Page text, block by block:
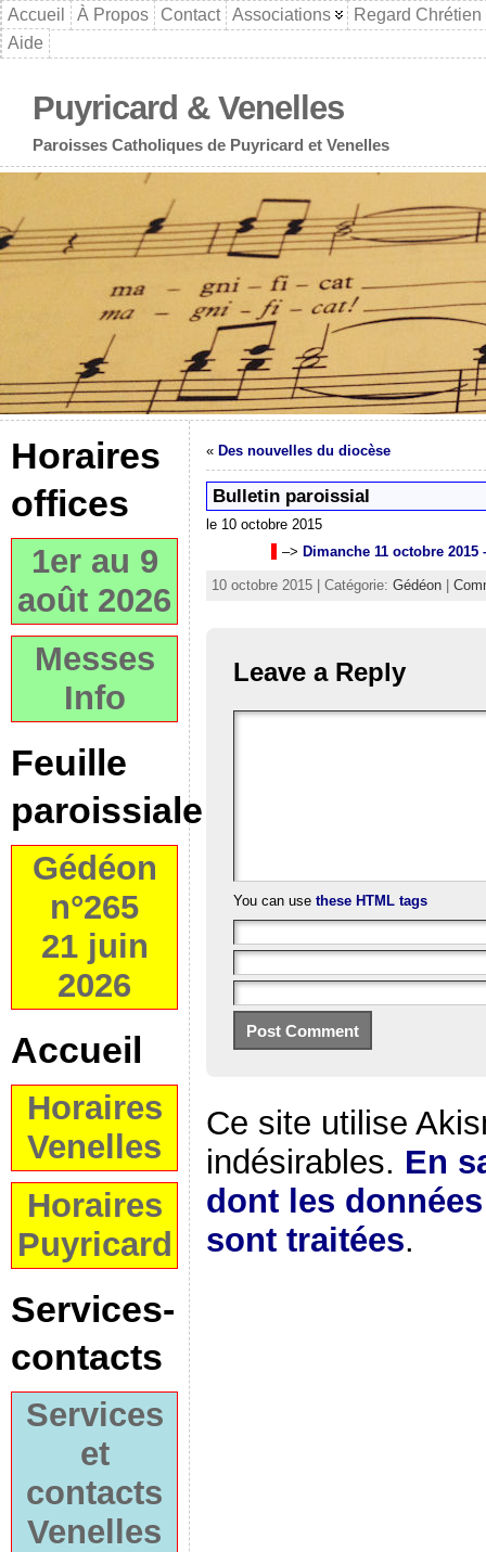
Accueil À Propos Contact Associations
Regard Chrétien
Aide
Puyricard & Venelles
Paroisses Catholiques de Puyricard et Venelles
Horaires
offices
1er au 9
août 2026
Messes
Info
Feuille
paroissiale
Gédéon
n°265
21 juin
2026
Accueil
Horaires
Venelles
Horaires
Puyricard
Services-
contacts
Services
et
contacts
Venelles
« Des nouvelles du diocèse
Bulletin paroissial
le 10 octobre 2015
–> Dimanche 11 octobre 2015
10 octobre 2015 | Catégorie: Gédéon
Leave a Reply
You can use these HTML tags
Ce site utilise
indésirables. En
dont les
sont traitées.